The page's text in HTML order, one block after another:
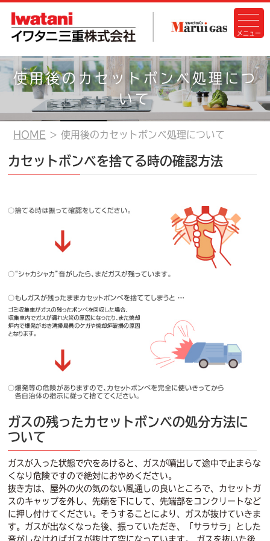
使用後のカセットボンベ処理につ
いて
HOME 使用後のカセットボンベ処理について
カセットボンベを捨てる時の確認方法
ガスの残ったカセットボンベの処分方法に
ついて
ガスが入った状態で穴をあけると、ガスが噴出して途中で止まらな
くなり危険ですので絶対におやめください。
抜き方は、屋外の火の気のない風通しの良いところで、カセットガ
スのキャップを外し、先端を下にして、先端部をコンクリートなど
に押し付けてください。そうすることにより、ガスが抜けていきま
す。ガスが出なくなった後、振っていただき、「サラサラ」とした